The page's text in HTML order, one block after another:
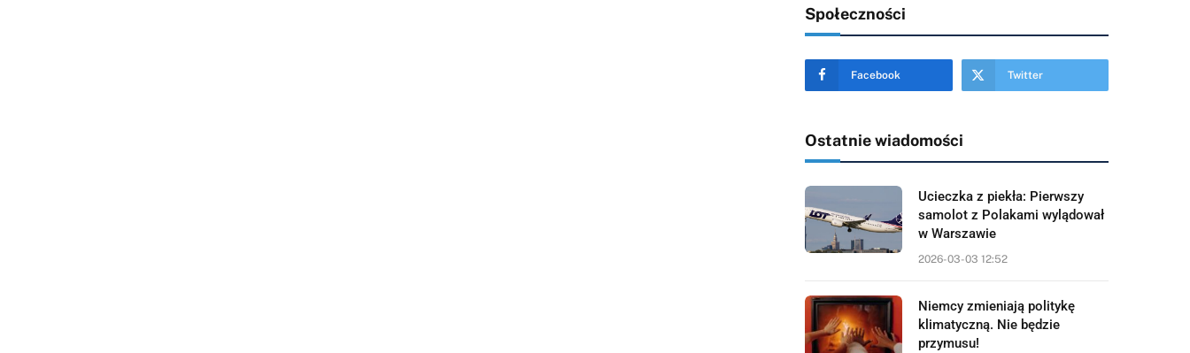
Społeczności
Facebook Twitter
Ostatnie wiadomości
Ucieczka z piekła: Pierwszy
samolot z Polakami wylądował
w Warszawie
2026-03-03 12:52
Niemcy zmieniają politykę
klimatyczną. Nie będzie
przymusu!